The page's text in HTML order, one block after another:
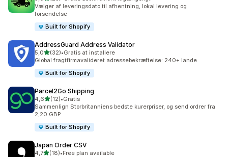
23 anmeldelser i alt
Vælger af leveringsdato til afhentning, lokal levering og
forsendelse
Built for Shopify
AddressGuard Address Validator
5,0ud af 5 stjerner
(32)
32 anmeldelser i alt
•Gratis at installere
Global fragtfirmavalideret adressebekræftelse: 240+ lande
Built for Shopify
Parcel2Go Shipping
4,6ud af 5 stjerner
(12)
12 anmeldelser i alt
•Gratis
Sammenlign Storbritanniens bedste kurerpriser, og send ordrer fra
2,20 GBP
Built for Shopify
Japan Order CSV
4,7ud af 5 stjerner
(18)•Free plan available